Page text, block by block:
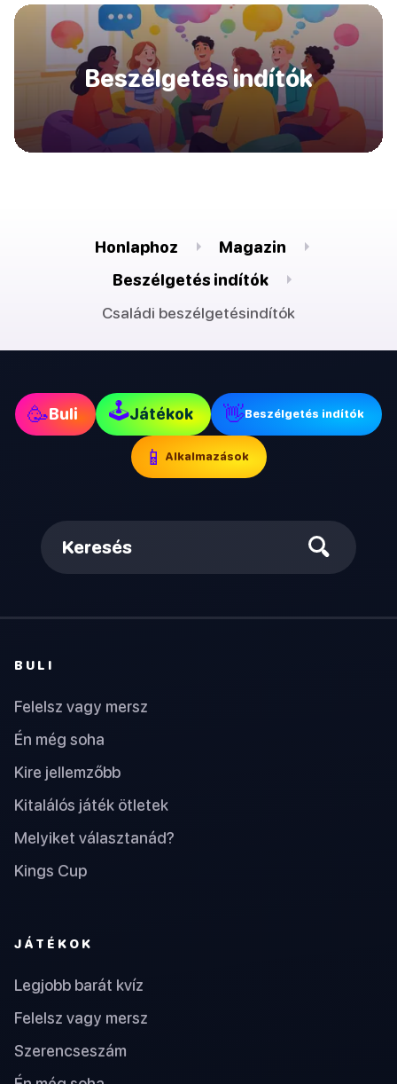
Beszélgetés indítók
Honlaphoz
Magazin
Beszélgetés indítók
Családi beszélgetésindítók
🥳Buli 🕹Játékok 👋Beszélgetés indítók
📱 Alkalmazások
Keresés
BULI
Felelsz vagy mersz
Én még soha
Kire jellemzőbb
Kitalálós játék ötletek
Melyiket választanád?
Kings Cup
JÁTÉKOK
Legjobb barát kvíz
Felelsz vagy mersz
Szerencseszám